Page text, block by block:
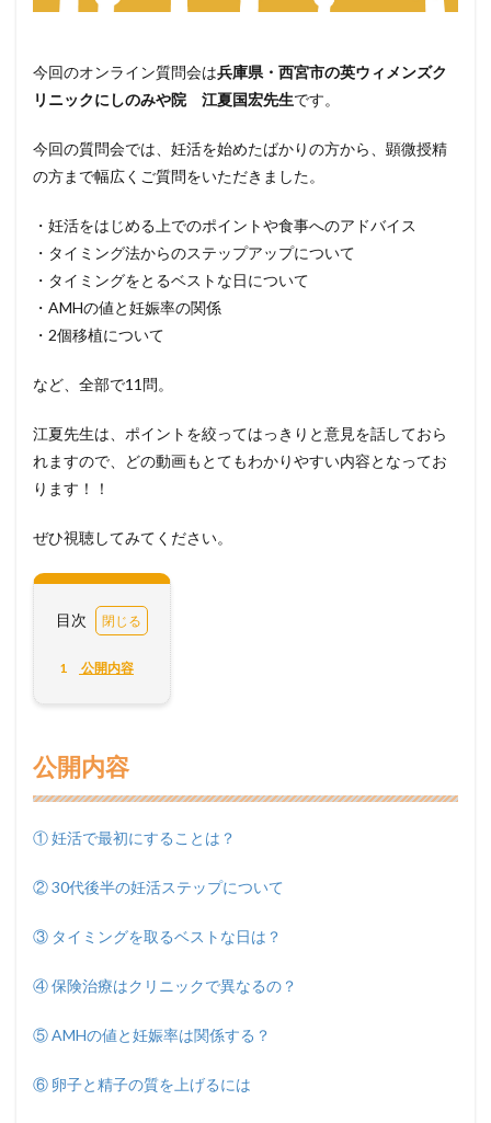
今回のオンライン質問会は兵庫県・西宮市の英ウィメンズク
リニックにしのみや院 江夏国宏先生です。
今回の質問会では、妊活を始めたばかりの方から、顕微授精
の方まで幅広くご質問をいただきました。
・妊活をはじめる上でのポイントや食事へのアドバイス
・タイミング法からのステップアップについて
・タイミングをとるベストな日について
・AMHの値と妊娠率の関係
・2個移植について
など、全部で11問。
江夏先生は、 ポイントを絞ってはっきりと意見を話しておら
れますので、どの動画もとてもわかりやすい内容となってお
ります！！
ぜひ視聴してみてください。
目次
1 公開内容
公開内容
① 妊活で最初にすることは？
② 30代後半の妊活ステップについて
③ タイミングを取るベストな日は？
④ 保険治療はクリニックで異なるの？
⑤ AMHの値と妊娠率は関係する？
⑥ 卵子と精子の質を上げるには